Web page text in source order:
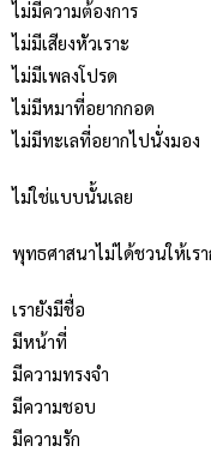
ไม่มีความต้องการ
ไม่มีเสียงหัวเราะ
ไม่มีเพลงโปรด
ไม่มีหมาที่อยากกอด
ไม่มีทะเลที่อยากไปนั่งมอง
ไม่ใช่แบบนั้นเลย
พุทธศาสนาไม่ได้ชวนให้เร
เรายังมีชื่อ
มีหน้าที่
มีความทรงจำ
มีความชอบ
มีความรัก